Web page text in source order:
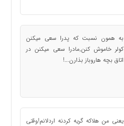
به همون نسبت که پدرا سعی میکنن
کولر خاموش کنن,مادرا سعی میکنن در
اتاق بچه هاروباز بذارن...!
یعنی من هلاکه گریه کردنه اردلانم!وقتی